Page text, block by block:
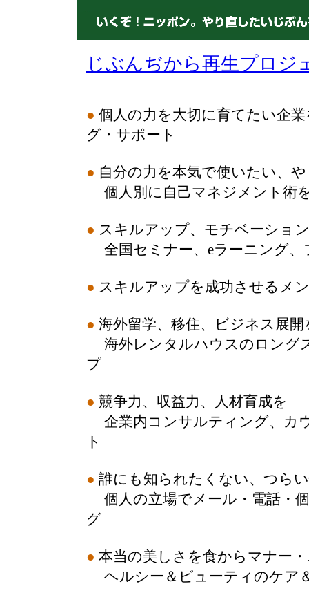
じぶんぢから再生プロジ
● 個人の力を大切に育てたい企
グ・サポート
● 自分の力を本気で使いたい、
個人別に自己マネジメント術
● スキルアップ、モチベーショ
全国セミナー、eラーニング、
● スキルアップを成功させるメ
● 海外留学、移住、ビジネス展開
海外レンタルハウスのロング
プ
● 競争力、収益力、人材育成を
企業内コンサルティング、カ
ト
● 誰にも知られたくない、つら
個人の立場でメール・電話・
グ
● 本当の美しさを食からマナー
ヘルシー＆ビューティのケア